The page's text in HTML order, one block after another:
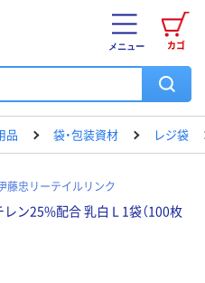
カゴ
メニュー
品 袋・包装資材 レジ袋
藤忠リーテイルリンク
ン25%配合 乳白 L 1袋（100枚